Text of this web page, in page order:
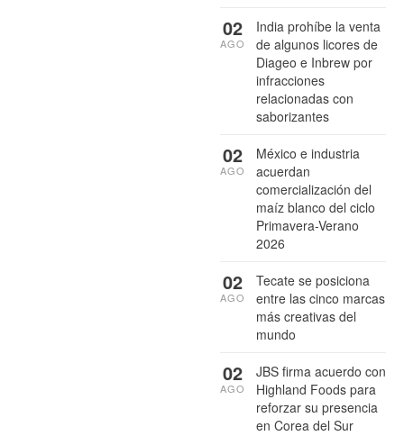
India prohíbe la venta
de algunos licores de
Diageo e Inbrew por
infracciones
relacionadas con
saborizantes
02
AGO
México e industria
acuerdan
comercialización del
maíz blanco del ciclo
Primavera-Verano
2026
02
AGO
Tecate se posiciona
entre las cinco marcas
más creativas del
mundo
02
AGO
JBS firma acuerdo con
Highland Foods para
reforzar su presencia
en Corea del Sur
02
AGO